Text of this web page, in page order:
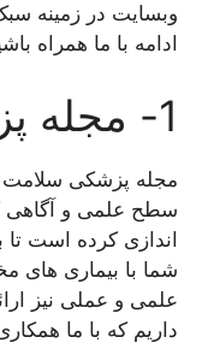
وبسایت در زمینه
ادامه با ما همراه
1- مجله پزشکی سلامت
مجله پزشکی سلامت
سطح علمی و آگاهی
اندازی کرده است تا
شما با بیماری های
علمی و عملی نیز
داریم که با ما